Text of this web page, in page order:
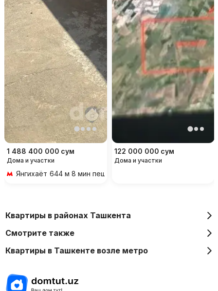
1 488 400 000 сум
Дома и участки
Янгихаёт 644 м 8 мин пешком
122 000 000 сум
Дома и участки
Квартиры в районах Ташкента
Смотрите также
Квартиры в Ташкенте возле метро